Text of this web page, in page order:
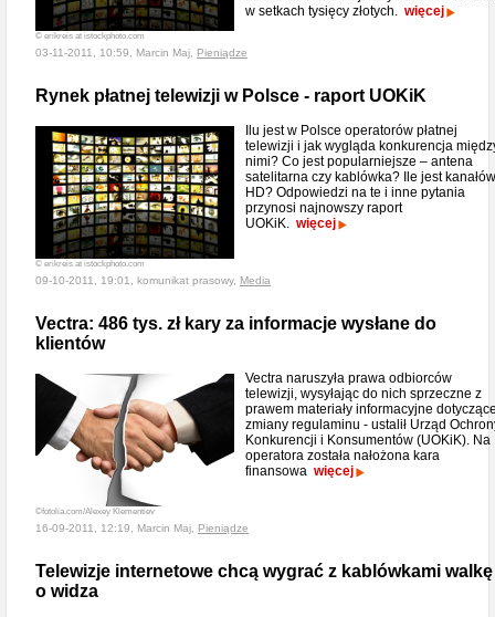
© erikreis at istockphoto.com
w setkach tysięcy złotych. więcej
03-11-2011, 10:59, Marcin Maj, Pieniądze
Rynek płatnej telewizji w Polsce - raport UOKiK
© erikreis at istockphoto.com
Ilu jest w Polsce operatorów płatnej
telewizji i jak wygląda konkurencja
nimi? Co jest popularniejsze – antena
satelitarna czy kablówka? Ile jest kanałów
HD? Odpowiedzi na te i inne pytania
przynosi najnowszy raport
UOKiK. więcej
09-10-2011, 19:01, komunikat prasowy, Media
Vectra: 486 tys. zł kary za informacje wysłane do
klientów
©fotolia.com/Alexey Klementiev
Vectra naruszyła prawa odbiorców
telewizji, wysyłając do nich sprzeczne z
prawem materiały informacyjne
zmiany regulaminu - ustalił Urząd
Konkurencji i Konsumentów (UOKiK). Na
operatora została nałożona kara
finansowa więcej
16-09-2011, 12:19, Marcin Maj, Pieniądze
Telewizje internetowe chcą wygrać z kablówkami walkę
o widza